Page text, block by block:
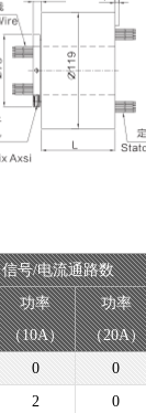
信号/电流通路数
功率
（10A）
功率
（20A）
0 0
2 0